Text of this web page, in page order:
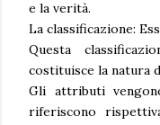
e la verità.
La classificazione:
Questa
costituisce la natura
Gli attributi
riferiscono